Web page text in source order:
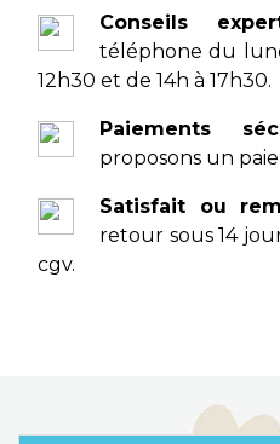
Conseils
téléphone du
12h30 et de 14h à 17h30.
Paiements
proposons un
Satisfait ou
retour sous 14
cgv.